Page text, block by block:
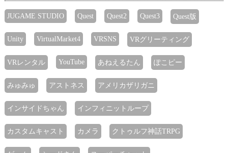
JUGAME STUDIO Quest Quest2 Quest3 Quest版
Unity VirtualMarket4 VRSNS VRグリーティング
VRレンタル YouTube あねえるたん ぽこピー
みゅみゅ アストネス アメリカザリガニ
インサイドちゃん インフィニットループ
カスタムキャスト カメラ クトゥルフ神話TRPG